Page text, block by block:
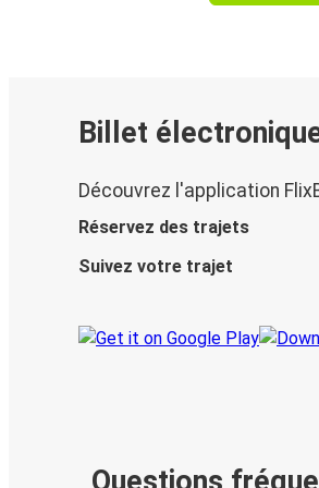
Billet
Découvrez l'application
Réservez des trajets
Suivez votre trajet